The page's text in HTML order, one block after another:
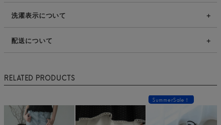
洗濯表示について
配送について
RELATED PRODUCTS
SummerSale！